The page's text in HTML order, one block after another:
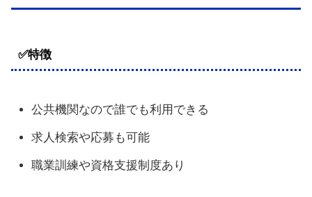
✅特徴
公共機関なので誰でも利用できる
求人検索や応募も可能
職業訓練や資格支援制度あり